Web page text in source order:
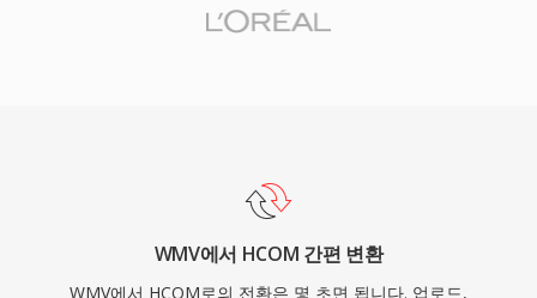
WMV에서 HCOM 간편 변환
WMV에서 HCOM로의 전환은 몇 초면 됩니다. 업로드,